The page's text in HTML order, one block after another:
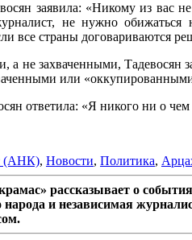
заявила: «Никому из вас
не нужно
все страны договариваются
не захваченными,
или
ответила: «Я никого ни о
(АНК), Новости, Политика,
рассказывает о
и независимая